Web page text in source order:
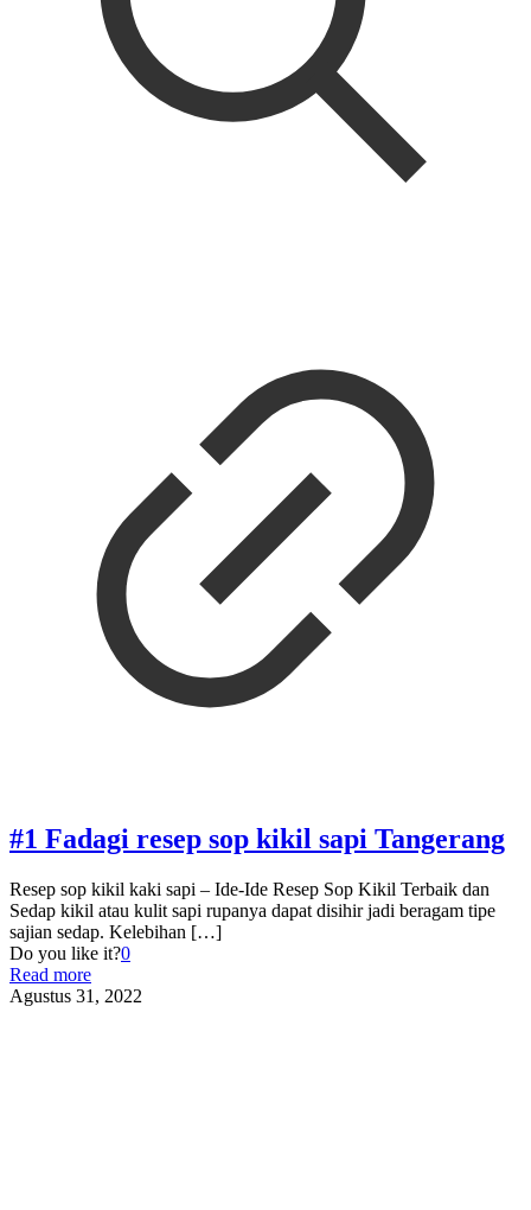
#1 Fadagi resep sop kikil sapi Tangerang
Resep sop kikil kaki sapi – Ide-Ide Resep Sop Kikil Terbaik dan
Sedap kikil atau kulit sapi rupanya dapat disihir jadi beragam tipe
sajian sedap. Kelebihan […]
Do you like it?0
Read more
Agustus 31, 2022